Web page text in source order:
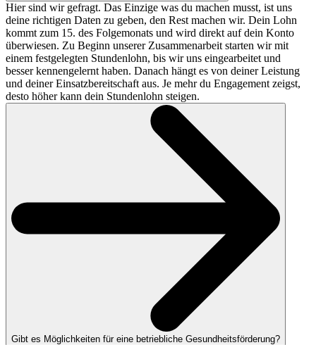
Hier sind wir gefragt. Das Einzige was du machen musst, ist uns
deine richtigen Daten zu geben, den Rest machen wir. Dein Lohn
kommt zum 15. des Folgemonats und wird direkt auf dein Konto
überwiesen. Zu Beginn unserer Zusammenarbeit starten wir mit
einem festgelegten Stundenlohn, bis wir uns eingearbeitet und
besser kennengelernt haben. Danach hängt es von deiner Leistung
und deiner Einsatzbereitschaft aus. Je mehr du Engagement zeigst,
desto höher kann dein Stundenlohn steigen.
Gibt es Möglichkeiten für eine betriebliche Gesundheitsförderung?